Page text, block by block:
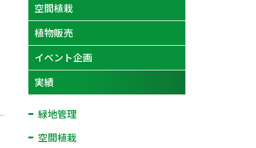
空間植栽
植物販売
イベント企画
実績
緑地管理
空間植栽